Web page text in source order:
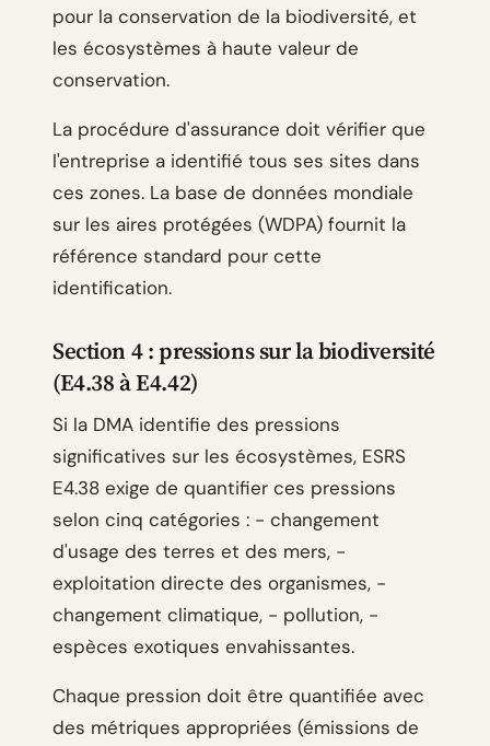
pour la conservation de la biodiversité, et
les écosystèmes à haute valeur de
conservation.
La procédure d'assurance doit vérifier que
l'entreprise a identifié tous ses sites dans
ces zones. La base de données mondiale
sur les aires protégées (WDPA) fournit la
référence standard pour cette
identification.
Section 4 : pressions sur la biodiversité
(E4.38 à E4.42)
Si la DMA identifie des pressions
significatives sur les écosystèmes, ESRS
E4.38 exige de quantifier ces pressions
selon cinq catégories : - changement
d'usage des terres et des mers, -
exploitation directe des organismes, -
changement climatique, - pollution, -
espèces exotiques envahissantes.
Chaque pression doit être quantifiée avec
des métriques appropriées (émissions de